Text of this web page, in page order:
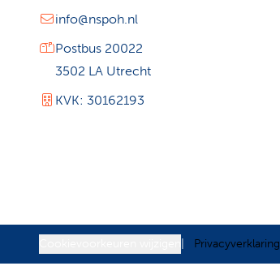
info@nspoh.nl
Postbus 20022
3502 LA Utrecht
KVK: 30162193
Privacyverklaring